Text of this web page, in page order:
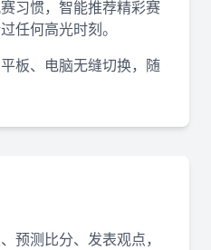
习惯，智能推荐精彩赛
任何高光时刻。
板、电脑无缝切换，随
预测比分、发表观点，